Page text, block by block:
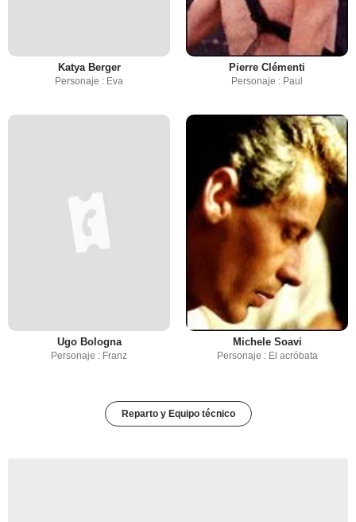
Katya Berger
Personaje : Eva
Pierre Clémenti
Personaje : Paul
Ugo Bologna
Personaje : Franz
Michele Soavi
Personaje : El acróbata
Reparto y Equipo técnico